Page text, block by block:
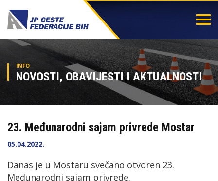
INFO
NOVOSTI, OBAVIJESTI I AKTUALNOSTI
23. Međunarodni sajam privrede Mostar
05.04.2022.
Danas je u Mostaru svečano otvoren 23.
Međunarodni sajam privrede.